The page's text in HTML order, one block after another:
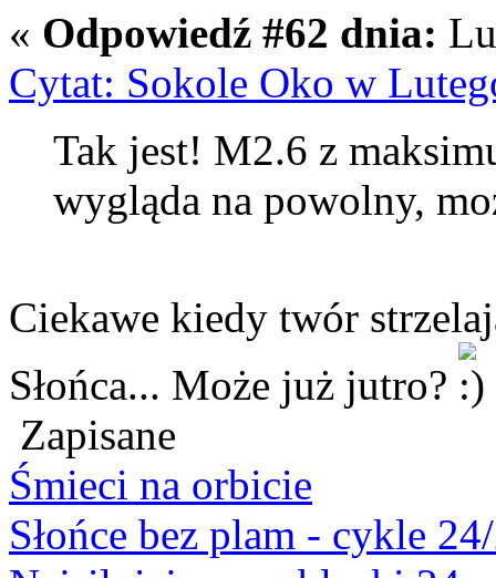
« Odpowiedź #62 dnia:
Cytat: Sokole Oko w
Tak jest! M2.6 z
wygląda na powolny,
Ciekawe kiedy twór
Słońca... Może już jutro?
Zapisane
Śmieci na orbicie
Słońce bez plam - cykle